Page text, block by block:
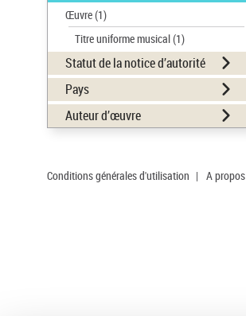
Œuvre(1)
Titre uniforme musical(1)
Statut de la notice d’autorité
Pays
Auteur d’œuvre
Conditions générales d'utilisation | A propos